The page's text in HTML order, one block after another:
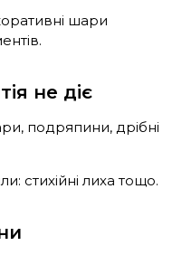
шари
не діє
подряпини, дрібні
стихійні лиха тощо.